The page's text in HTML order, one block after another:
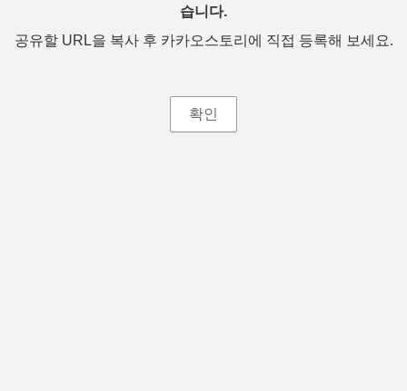
습니다.
공유할 URL을 복사 후 카카오스토리에 직접 등록해 보세요.
확인